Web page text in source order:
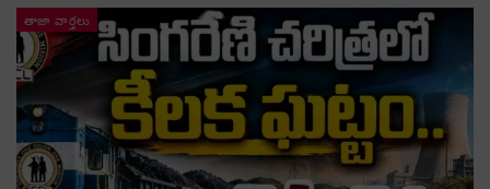
తాజా వార్తలు